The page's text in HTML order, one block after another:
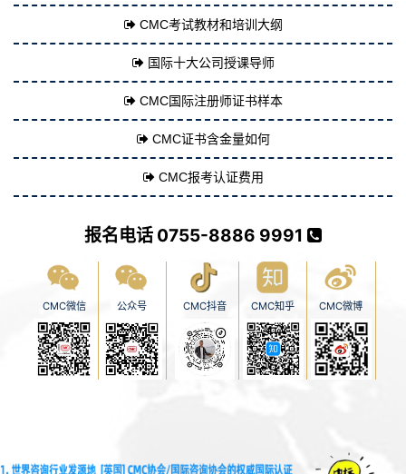
报名电话 0755-8886 9991
CMC微信 公众号 CMC抖音 CMC知乎 CMC微博
CMC考试教材和培训大纲
国际十大公司授课导师
CMC国际注册师证书样本
CMC证书含金量如何
CMC报考认证费用